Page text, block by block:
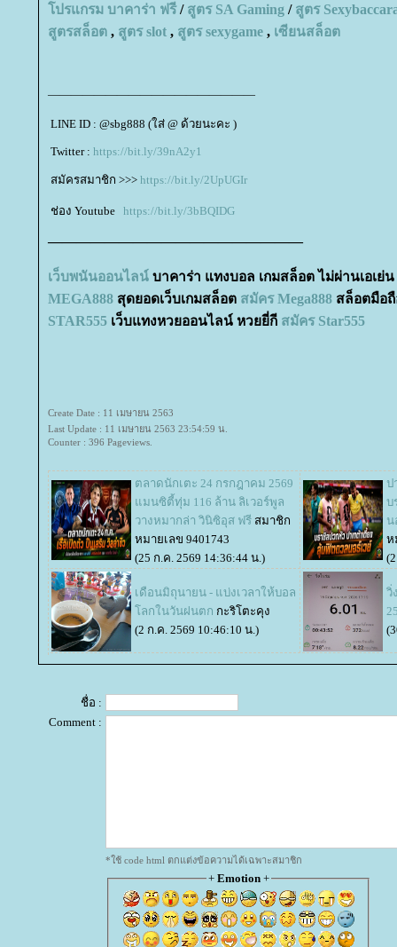
ปรแกรม บาคาร่า ฟรี/ สูตรSA Gaming / สูตร
สูตรสล็อต , สูตรslot , สูตรsexygame , เซียนสล็อต
——————————————————
LINE ID : @sbg888 (ใส่ @ ด้วยนะคะ )
Twitter : https://bit.ly/39nA2y1
สมัครสมาชิก >>> https://bit.ly/2UpUGIr
ช่อง Youtube https://bit.ly/3bBQIDG
——————————————————
เว็บพนันออนไลน์ บาคาร่า แทงบอล เกมสล็อต ไม่ผ่านเอเ
MEGA888 สุดยอดเว็บเกมสล็อต สมัครMega888 สล็อตมือ
STAR555 เว็บแทงหวยออนไลน์ หวยยี่กี สมัคร Star555
Create Date : 11 เมษายน 2563
Last Update : 11 เมษายน 2563 23:54:59 น.
Counter : 396 Pageviews.
ตลาดนักเตะ 24 กรกฎาคม 2569
มนซิตี้ทุ่ม 116 ล้าน ลิเวอร์พูล
วางหมากล่า วินิซิอุส ฟรี สมาชิก
หมายเลข 9401743
(25 ก.ค. 2569 14:36:44 น.)
ป
บ
น
ห
เดือนมิถุนายน - แบ่งเวลาให้บอล
ลกในวันฝนตก กะริโตะคุง
(2 ก.ค. 2569 10:46:10 น.)
วิ่
ชื่อ :
Comment :
*ใช้ code html ตกแต่งข้อความได้เฉพาะสมาชิก
+ Emotion+